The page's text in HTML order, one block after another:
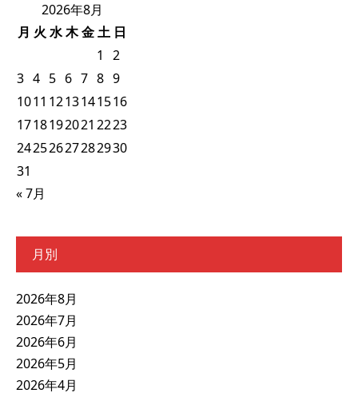
2026年8月
月 火 水木金土 日
1
2
3 4 5 6 7 8 9
1011 1213141516
1718192021 2223
24252627282930
31
« 7月
月別
2026年8月
2026年7月
2026年6月
2026年5月
2026年4月